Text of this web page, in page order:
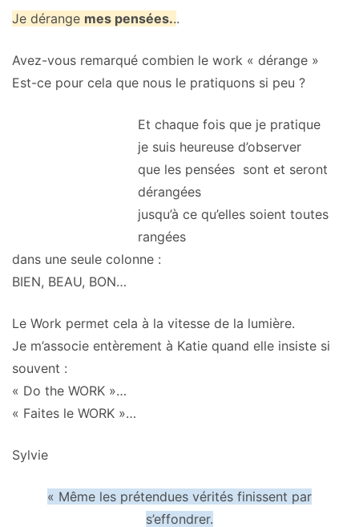
Je dérange mes pensées...
Avez-vous remarqué combien le work « dérange »
Est-ce pour cela que nous le pratiquons si peu ?
Et chaque fois que je pratique
je suis heureuse d’observer
que les pensées sont et seront
dérangées
jusqu’à ce qu’elles soient toutes
rangées
dans une seule colonne :
BIEN, BEAU, BON…
Le Work permet cela à la vitesse de la lumière.
Je m’associe entèrement à Katie quand elle insiste si
souvent :
« Do the WORK »…
« Faites le WORK »…
Sylvie
« Même les prétendues vérités finissent par
s’effondrer.